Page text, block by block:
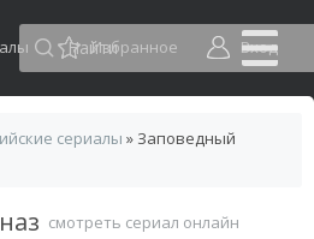
Избранное Вход
сериалы » Заповедный
смотреть сериал онлайн